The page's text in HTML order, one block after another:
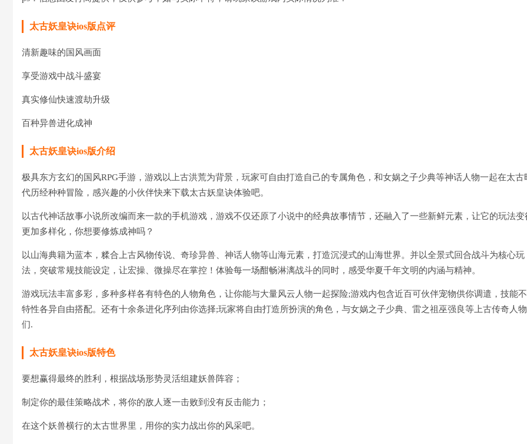
太古妖皇诀ios版点评
清新趣味的国风画面
享受游戏中战斗盛宴
真实修仙快速渡劫升级
百种异兽进化成神
太古妖皇诀ios版介绍
极具东方玄幻的国风RPG手游，游戏以上古洪荒为背景，玩家可自由打造自己的专属角色，和女娲之子少典等神话人物一起在太古
代历经种种冒险，感兴趣的小伙伴快来下载太古妖皇诀体验吧。
以古代神话故事小说所改编而来一款的手机游戏，游戏不仅还原了小说中的经典故事情节，还融入了一些新鲜元素，让它的玩法变
更加多样化，你想要修炼成神吗？
以山海典籍为蓝本，糅合上古风物传说、奇珍异兽、神话人物等山海元素，打造沉浸式的山海世界。并以全景式回合战斗为核心玩
法，突破常规技能设定，让宏操、微操尽在掌控！体验每一场酣畅淋漓战斗的同时，感受华夏千年文明的内涵与精神。
游戏玩法丰富多彩，多种多样各有特色的人物角色，让你能与大量风云人物一起探险;游戏内包含近百可伙伴宠物供你调遣，技能
特性各异自由搭配。还有十余条进化序列由你选择;玩家将自由打造所扮演的角色，与女娲之子少典、雷之祖巫强良等上古传奇人物
们.
太古妖皇诀ios版特色
要想赢得最终的胜利，根据战场形势灵活组建妖兽阵容；
制定你的最佳策略战术，将你的敌人逐一击败到没有反击能力；
在这个妖兽横行的太古世界里，用你的实力战出你的风采吧。